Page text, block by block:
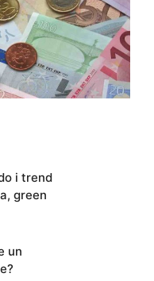
i trend
green
un